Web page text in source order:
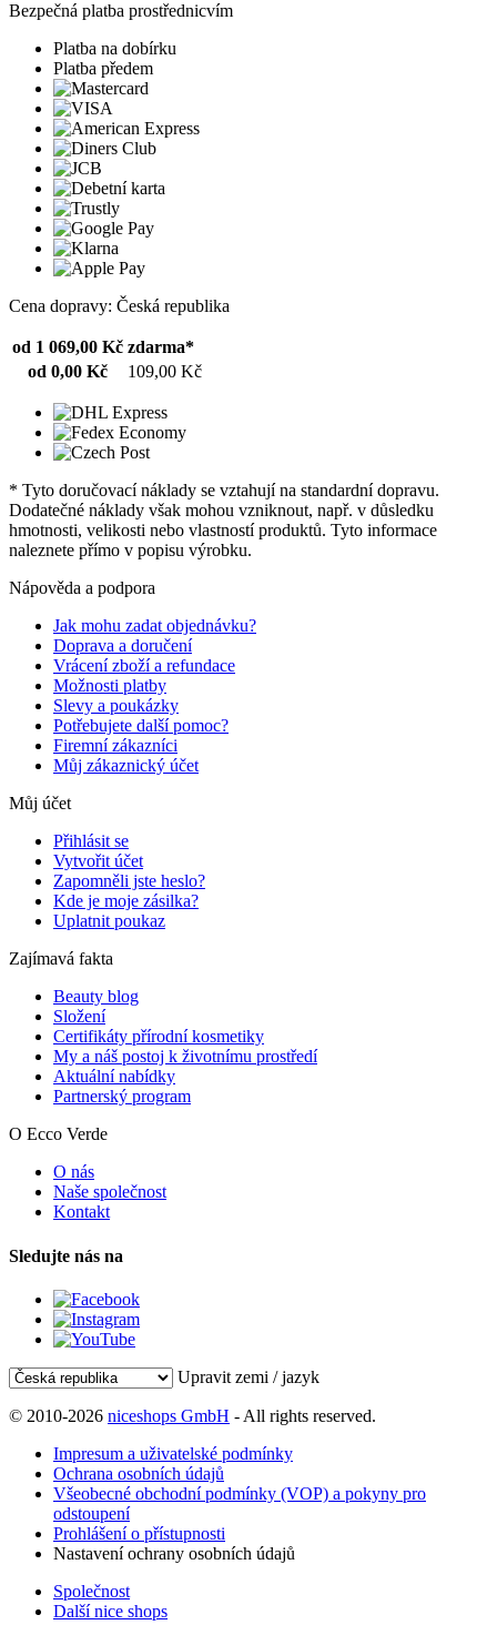
Bezpečná platba prostřednicvím
Platba na dobírku
Platba předem
Cena dopravy: Česká republika
od 1 069,00 Kč zdarma*
od 0,00 Kč
109,00 Kč
* Tyto doručovací náklady se vztahují na standardní dopravu.
Dodatečné náklady však mohou vzniknout, např. v důsledku
hmotnosti, velikosti nebo vlastností produktů. Tyto informace
naleznete přímo v popisu výrobku.
Nápověda a podpora
Jak mohu zadat objednávku?
Doprava a doručení
Vrácení zboží a refundace
Možnosti platby
Slevy a poukázky
Potřebujete další pomoc?
Firemní zákazníci
Můj zákaznický účet
Můj účet
Přihlásit se
Vytvořit účet
Zapomněli jste heslo?
Kde je moje zásilka?
Uplatnit poukaz
Zajímavá fakta
Beauty blog
Složení
Certifikáty přírodní kosmetiky
My a náš postoj k životnímu prostředí
Aktuální nabídky
Partnerský program
O Ecco Verde
O nás
Naše společnost
Kontakt
Sledujte nás na
Upravit zemi / jazyk
© 2010-2026 niceshops GmbH - All rights reserved.
Impresum a uživatelské podmínky
Ochrana osobních údajů
Všeobecné obchodní podmínky (VOP) a pokyny pro
odstoupení
Prohlášení o přístupnosti
Nastavení ochrany osobních údajů
Společnost
Další nice shops